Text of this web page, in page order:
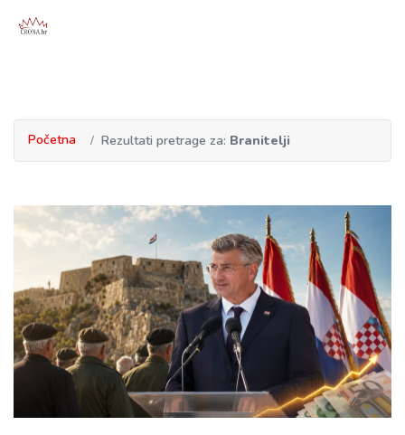
Početna Rezultati pretrage za: Branitelji